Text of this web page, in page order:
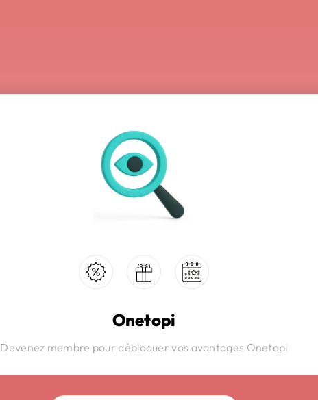
Onetopi
Devenez membre pour débloquer vos avantages Onetopi